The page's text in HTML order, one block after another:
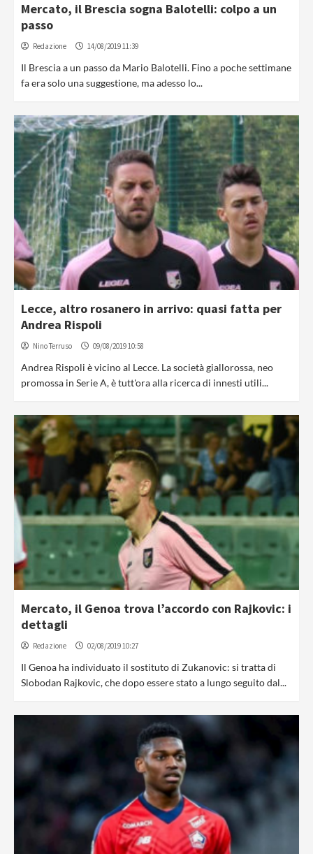
Mercato, il Brescia sogna Balotelli: colpo a un
passo
Redazione 14/08/2019 11:39
Il Brescia a un passo da Mario Balotelli. Fino a poche settimane
fa era solo una suggestione, ma adesso lo...
Lecce, altro rosanero in arrivo: quasi fatta per
Andrea Rispoli
Nino Terruso 09/08/2019 10:58
Andrea Rispoli è vicino al Lecce. La società giallorossa, neo
promossa in Serie A, è tutt'ora alla ricerca di innesti utili...
Mercato, il Genoa trova l’accordo con Rajkovic: i
dettagli
Redazione 02/08/2019 10:27
Il Genoa ha individuato il sostituto di Zukanovic: si tratta di
Slobodan Rajkovic, che dopo essere stato a lungo seguito dal...